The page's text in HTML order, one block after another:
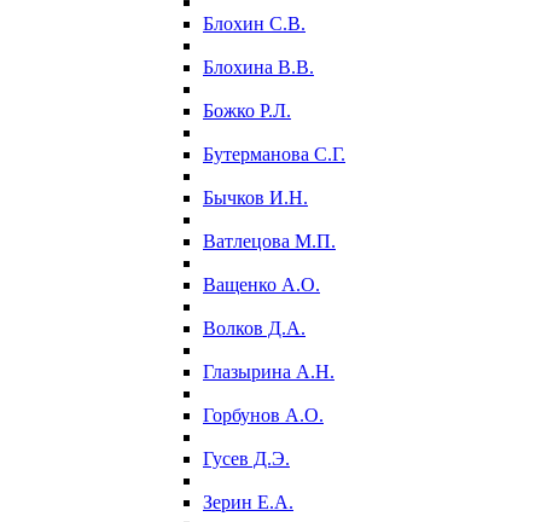
Блохин С.В.
Блохина В.В.
Божко Р.Л.
Бутерманова С.Г.
Бычков И.Н.
Ватлецова М.П.
Ващенко А.О.
Волков Д.А.
Глазырина А.Н.
Горбунов А.О.
Гусев Д.Э.
Зерин Е.А.